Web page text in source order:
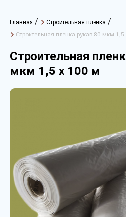
Главная / Строительная пленка /
Строительная пленка рукав 80 мкм 1,5
Строительная
мкм 1,5 х 100 м